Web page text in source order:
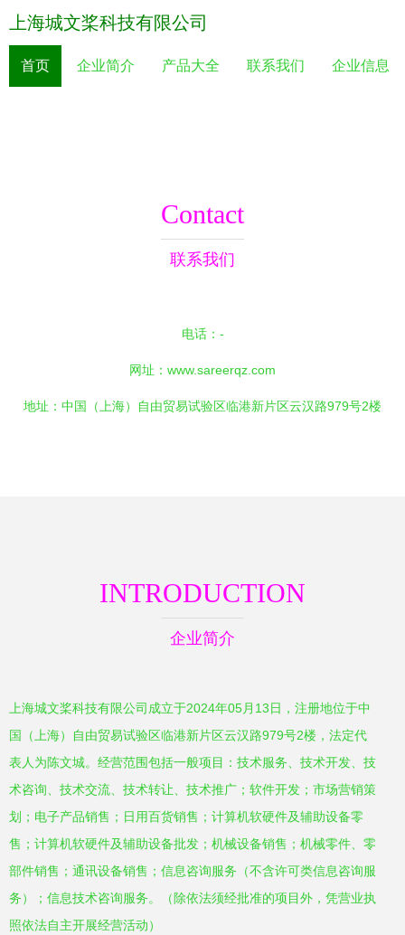
上海城文桨科技有限公司
首页 企业简介 产品大全 联系我们 企业信息
Contact
联系我们
电话：-
网址： www.sareerqz.com
地址：中国（上海）自由贸易试验区临港新片区云汉路979号2楼
INTRODUCTION
企业简介
上海城文桨科技有限公司成立于2024年05月13日，注册地位于中
国（上海）自由贸易试验区临港新片区云汉路979号2楼，法定代
表人为陈文城。经营范围包括一般项目：技术服务、技术开发、技
术咨询、技术交流、技术转让、技术推广；软件开发；市场营销策
划；电子产品销售；日用百货销售；计算机软硬件及辅助设备零
售；计算机软硬件及辅助设备批发；机械设备销售；机械零件、零
部件销售；通讯设备销售；信息咨询服务（不含许可类信息咨询服
务）；信息技术咨询服务。（除依法须经批准的项目外，凭营业执
照依法自主开展经营活动）